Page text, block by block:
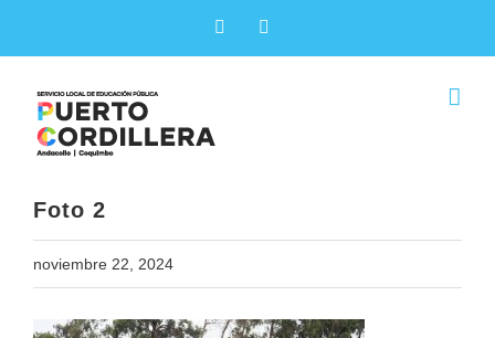
Facebook
Foto 2
noviembre 22, 2024